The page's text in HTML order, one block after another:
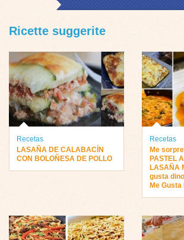
Ricette suggerite
Recetas
LASAÑA DE CALABACÍN
CON BOLOÑESA DE POLLO
Recetas
Me
PASTEL
LASAÑA
gusta
Me